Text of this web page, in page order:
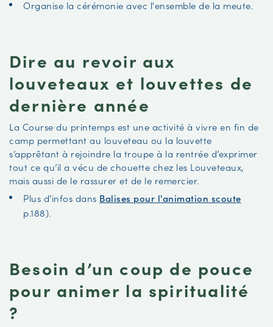
Organise la cérémonie avec l'ensemble de la meute.
Dire au revoir aux
louveteaux et louvettes de
dernière année
La Course du printemps est une activité à vivre en fin de
camp permettant au louveteau ou la louvette
s’apprêtant à rejoindre la troupe à la rentrée d’exprimer
tout ce qu’il a vécu de chouette chez les Louveteaux,
mais aussi de le rassurer et de le remercier.
Plus d'infos dans Balises pour l'animation scoute
p.188).
Besoin d’un coup de pouce
pour animer la spiritualité
?